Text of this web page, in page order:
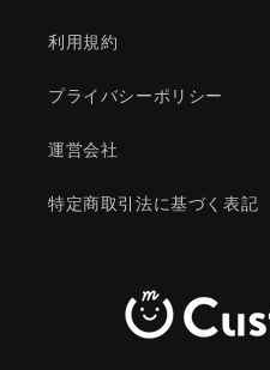
利用規約
プライバシーポリシー
運営会社
特定商取引法に基づく表記